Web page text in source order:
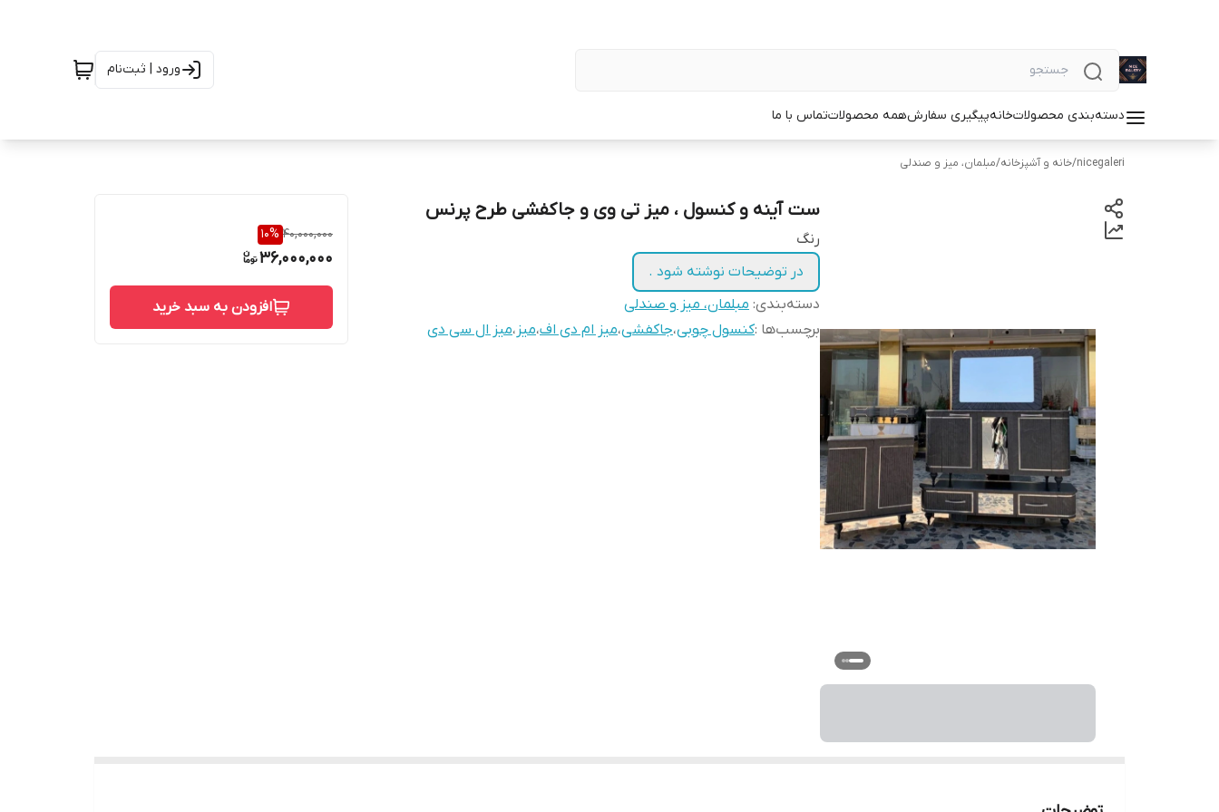
ورود | ثبت‌نام
دسته‌بندی محصولاتخانهپیگیری سفارشهمه محصولاتتماس با ما
nicegaleri
/خانه و آشپزخانه/مبلمان، میز و صندلی
ست آینه و کنسول ، میز تی وی و جاکفشی طرح پرنس
رنگ
در توضیحات نوشته شود .
دسته‌بندی: مبلمان، میز و صندلی
برچسب‌ها :کنسول چوبی،جاکفشی،میز ام دی اف،میز ،میز ال سی دی
40,000,000
10%
36,000,000
افزودن به سبد خرید